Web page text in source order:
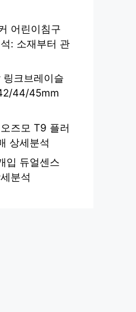
어린이침구
: 소재부터 관
크브레이슬
44/45mm
즈모 T9 플러
상세분석
입 듀얼센스
분석